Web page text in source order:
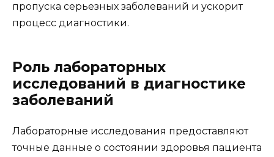
пропуска серьезных заболеваний и ускорит
процесс диагностики.
Роль лабораторных
исследований в диагностике
заболеваний
Лабораторные исследования предоставляют
точные данные о состоянии здоровья пациента